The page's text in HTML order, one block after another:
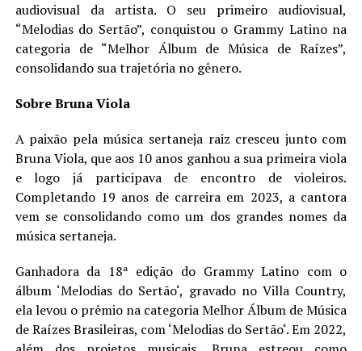
audiovisual da artista. O seu primeiro audiovisual,
“Melodias do Sertão”, conquistou o Grammy Latino na
categoria de “Melhor Álbum de Música de Raízes”,
consolidando sua trajetória no gênero.
Sobre Bruna Viola
A paixão pela música sertaneja raiz cresceu junto com
Bruna Viola, que aos 10 anos ganhou a sua primeira viola
e logo já participava de encontro de violeiros.
Completando 19 anos de carreira em 2023, a cantora
vem se consolidando como um dos grandes nomes da
música sertaneja.
Ganhadora da 18ª edição do Grammy Latino com o
álbum ‘Melodias do Sertão‘, gravado no Villa Country,
ela levou o prêmio na categoria Melhor Álbum de Música
de Raízes Brasileiras, com ‘Melodias do Sertão‘. Em 2022,